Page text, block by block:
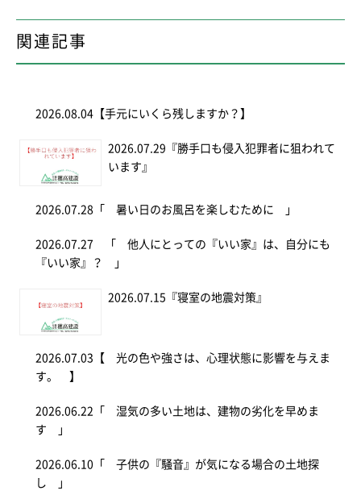
関連記事
2026.08.04 【手元にいくら残しますか？】
2026.07.29 『勝手口も侵入犯罪者に狙われて
います』
2026.07.28 「 暑い日のお風呂を楽しむために 」
2026.07.27 「 他人にとっての『いい家』は、自分にも
『いい家』？ 」
2026.07.15 『寝室の地震対策』
2026.07.03 【 光の色や強さは、心理状態に影響を与えま
す。 】
2026.06.22 「 湿気の多い土地は、建物の劣化を早めま
す 」
2026.06.10 「 子供の『騒音』が気になる場合の土地探
し 」